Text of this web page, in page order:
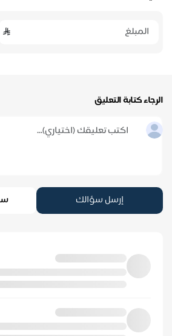
الرجاء كتابة التعليق
إرسل سؤالك